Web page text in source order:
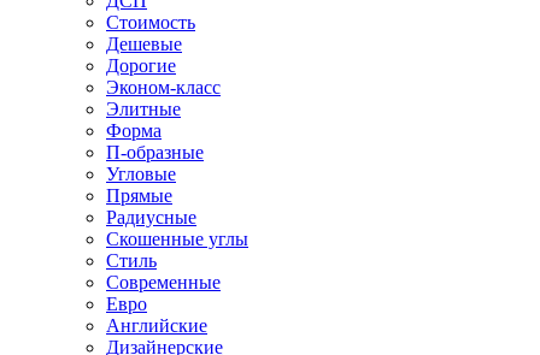
Стоимость
Дешевые
Дорогие
Эконом-класс
Элитные
Форма
П-образные
Угловые
Прямые
Радиусные
Скошенные углы
Стиль
Современные
Евро
Английские
Дизайнерские